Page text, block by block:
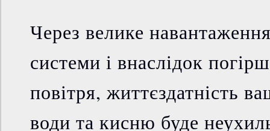
Через велике навантаження
системи і внаслідок
повітря, життєздатність
води та кисню буде